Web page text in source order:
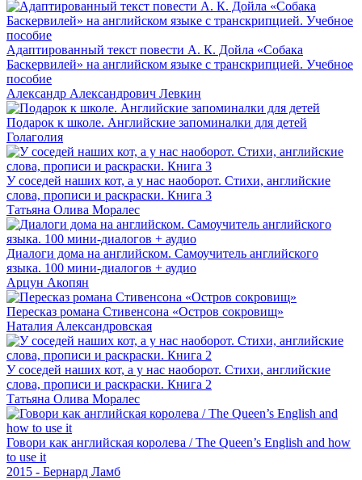
Адаптированный текст повести А. К. Дойла «Собака
Баскервилей» на английском языке с транскрипцией. Учебное
пособие
Александр Александрович Левкин
Подарок к школе. Английские запоминалки для детей
Голаголия
У соседей наших кот, а у нас наоборот. Стихи, английские
слова, прописи и раскраски. Книга 3
Татьяна Олива Моралес
Диалоги дома на английском. Самоучитель английского
языка. 100 мини-диалогов + аудио
Арцун Акопян
Пересказ романа Стивенсона «Остров сокровищ»
Наталия Александровская
У соседей наших кот, а у нас наоборот. Стихи, английские
слова, прописи и раскраски. Книга 2
Татьяна Олива Моралес
Говори как английская королева / The Queen’s English and how
to use it
2015 - Бернард Ламб